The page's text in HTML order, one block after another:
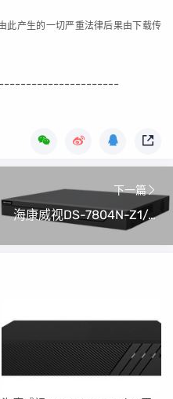
此产生的一切严重法律后果由下载传
下一篇
海康威视DS-7804N-Z1/4P/X(C)硬盘录像机(NVR)程序升级包V4.82.100_240606(可解绑萤石云)